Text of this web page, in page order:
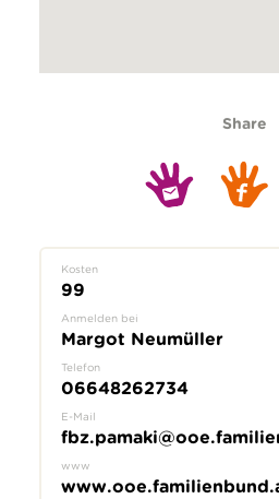
Share
Kosten
99
Anmelden bei
Margot Neumüller
Telefon
06648262734
E-Mail
www